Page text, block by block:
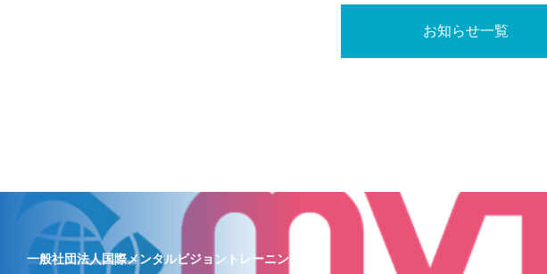
お知らせ一覧
一般社団法人国際メンタルビジョントレーニング協会